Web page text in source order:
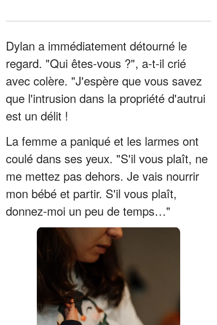
Dylan a immédiatement détourné le
regard. "Qui êtes-vous ?", a-t-il crié
avec colère. "J'espère que vous savez
que l'intrusion dans la propriété d'autrui
est un délit !
La femme a paniqué et les larmes ont
coulé dans ses yeux. "S'il vous plaît, ne
me mettez pas dehors. Je vais nourrir
mon bébé et partir. S'il vous plaît,
donnez-moi un peu de temps…"